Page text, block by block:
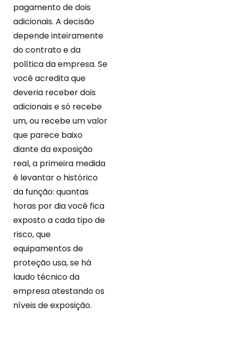
pagamento de dois
adicionais. A decisão
depende inteiramente
do contrato e da
política da empresa. Se
você acredita que
deveria receber dois
adicionais e só recebe
um, ou recebe um valor
que parece baixo
diante da exposição
real, a primeira medida
é levantar o histórico
da função: quantas
horas por dia você fica
exposto a cada tipo de
risco, que
equipamentos de
proteção usa, se há
laudo técnico da
empresa atestando os
níveis de exposição.